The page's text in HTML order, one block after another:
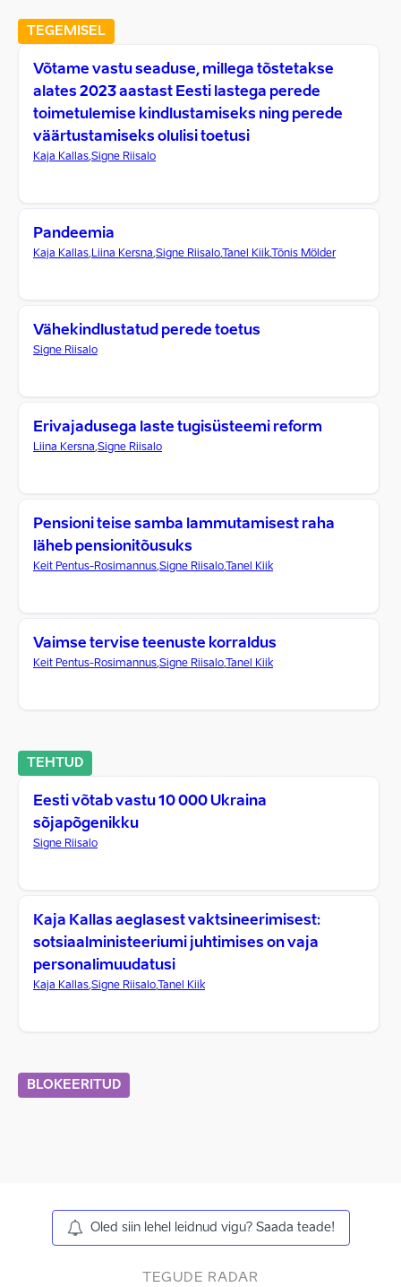
TEGEMISEL
Võtame vastu seaduse, millega tõstetakse
alates 2023 aastast Eesti lastega perede
toimetulemise kindlustamiseks ning perede
väärtustamiseks olulisi toetusi
Kaja Kallas,Signe Riisalo
Pandeemia
Kaja Kallas,Liina Kersna,Signe Riisalo,Tanel Kiik,Tõnis Mölder
Vähekindlustatud perede toetus
Signe Riisalo
Erivajadusega laste tugisüsteemi reform
Liina Kersna,Signe Riisalo
Pensioni teise samba lammutamisest raha
läheb pensionitõusuks
Keit Pentus-Rosimannus,Signe Riisalo,Tanel Kiik
Vaimse tervise teenuste korraldus
Keit Pentus-Rosimannus,Signe Riisalo,Tanel Kiik
TEHTUD
Eesti võtab vastu 10 000 Ukraina
sõjapõgenikku
Signe Riisalo
Kaja Kallas aeglasest vaktsineerimisest:
sotsiaalministeeriumi juhtimises on vaja
personalimuudatusi
Kaja Kallas,Signe Riisalo,Tanel Kiik
BLOKEERITUD
Oled siin lehel leidnud vigu? Saada teade!
TEGUDE RADAR